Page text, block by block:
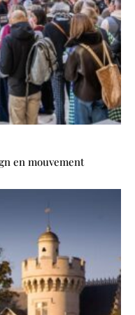
en mouvement